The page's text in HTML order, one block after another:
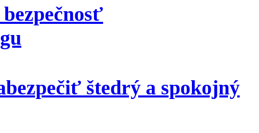
štedrý a spokojný